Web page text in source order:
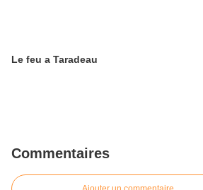
Le feu a Taradeau
Commentaires